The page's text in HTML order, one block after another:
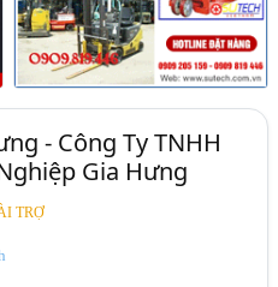
- Công Ty TNHH
Gia Hưng
TRỢ